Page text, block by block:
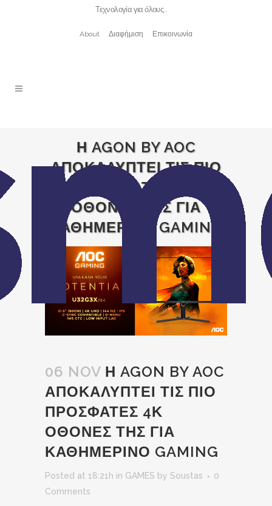
Τεχνολογία για όλους…
About Διαφήμιση Επικοινωνία
Η AGON BY AOC
ΑΠΟΚΑΛΥΠΤΕΙ ΤΙΣ ΠΙΟ
ΠΡΟΣΦΑΤΕΣ 4Κ
ΟΘΟΝΕΣ ΤΗΣ ΓΙΑ
ΚΑΘΗΜΕΡΙΝΟ GAMING
06 NOV Η AGON BY AOC
ΑΠΟΚΑΛΥΠΤΕΙ ΤΙΣ ΠΙΟ
ΠΡΟΣΦΑΤΕΣ 4Κ
ΟΘΟΝΕΣ ΤΗΣ ΓΙΑ
ΚΑΘΗΜΕΡΙΝΟ GAMING
Posted at 18:21h in GAMES by Soustas
0
Comments